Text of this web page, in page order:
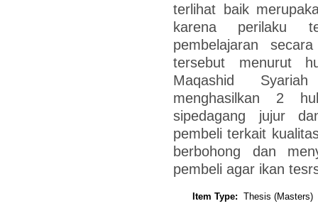
terlihat baik
karena perilaku
pembelajaran
tersebut menurut
Maqashid
menghasilkan 2
sipedagang jujur
pembeli terkait
berbohong dan
pembeli agar ikan
Item Type: Thesis (Masters)